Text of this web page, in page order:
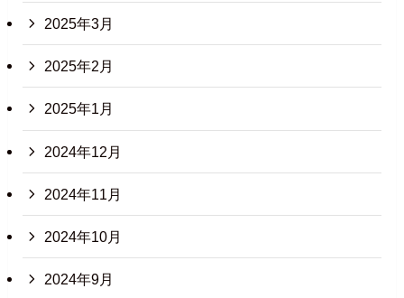
2025年3月
2025年2月
2025年1月
2024年12月
2024年11月
2024年10月
2024年9月